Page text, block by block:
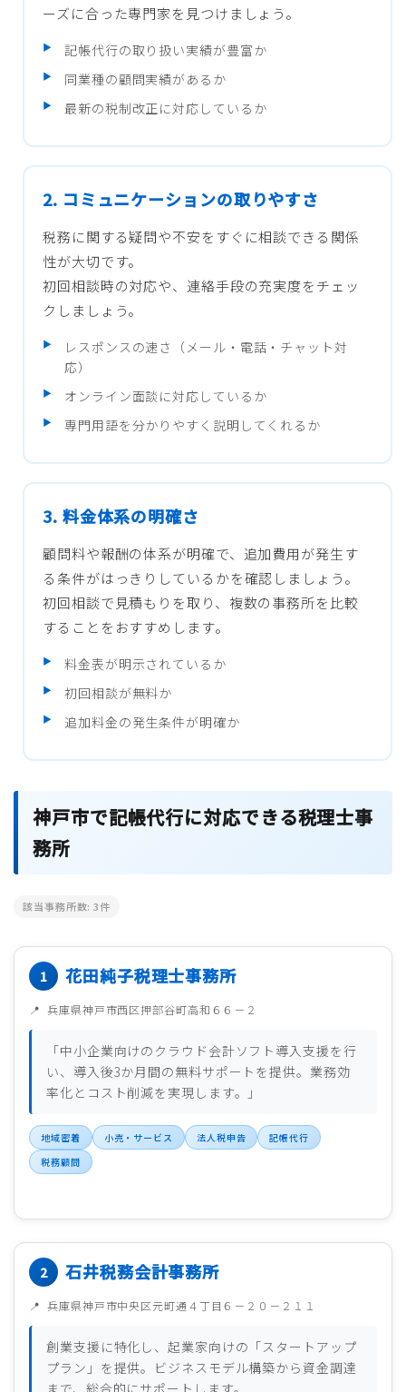
ーズに合った専門家を見つけましょう。
記帳代行の取り扱い実績が豊富か
同業種の顧問実績があるか
最新の税制改正に対応しているか
2. コミュニケーションの取りやすさ
税務に関する疑問や不安をすぐに相談できる関係
性が大切です。
初回相談時の対応や、連絡手段の充実度をチェッ
クしましょう。
レスポンスの速さ（メール・電話・チャット対
応）
オンライン面談に対応しているか
専門用語を分かりやすく説明してくれるか
3. 料金体系の明確さ
顧問料や報酬の体系が明確で、追加費用が発生す
る条件がはっきりしているかを確認しましょう。
初回相談で見積もりを取り、複数の事務所を比較
することをおすすめします。
料金表が明示されているか
初回相談が無料か
追加料金の発生条件が明確か
神戸市で記帳代行に対応できる税理士事
務所
該当事務所数:3件
花田純子税理士事務所
兵庫県神戸市西区押部谷町高和６６－２
「中小企業向けのクラウド会計ソフト導入支援を行
い、導入後3か月間の無料サポートを提供。業務効
率化とコスト削減を実現します。」
地域密着 小売・サービス 法人税申告
記帳代行
税務顧問
石井税務会計事務所
兵庫県神戸市中央区元町通４丁目６－２０－２１１
創業支援に特化し、起業家向けの「スタートアップ
プラン」を提供。ビジネスモデル構築から資金調達